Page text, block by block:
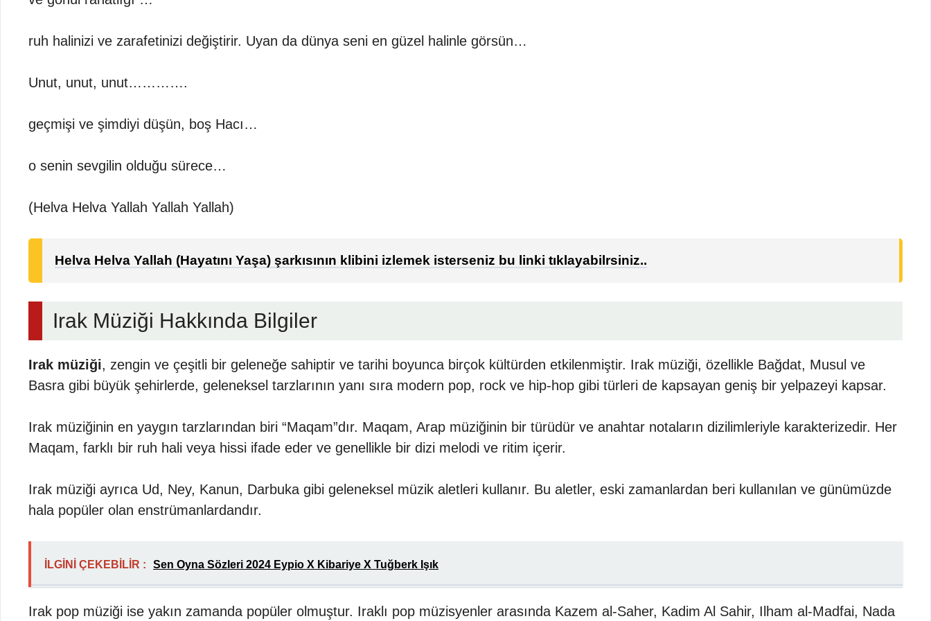
ruh halinizi ve zarafetinizi değiştirir. Uyan da dünya seni en güzel halinle görsün…
Unut, unut, unut………….
geçmişi ve şimdiyi düşün, boş Hacı…
o senin sevgilin olduğu sürece…
(Helva Helva Yallah Yallah Yallah)
Helva Helva Yallah (Hayatını Yaşa) şarkısının klibini izlemek isterseniz bu linki tıklayabilrsiniz..
Irak Müziği Hakkında Bilgiler
Irak müziği, zengin ve çeşitli bir geleneğe sahiptir ve tarihi boyunca birçok kültürden etkilenmiştir. Irak müziği, özellikle Bağdat, Musul ve
Basra gibi büyük şehirlerde, geleneksel tarzlarının yanı sıra modern pop, rock ve hip-hop gibi türleri de kapsayan geniş bir yelpazeyi kapsar.
Irak müziğinin en yaygın tarzlarından biri “Maqam”dır. Maqam, Arap müziğinin bir türüdür ve anahtar notaların dizilimleriyle karakterizedir. Her
Maqam, farklı bir ruh hali veya hissi ifade eder ve genellikle bir dizi melodi ve ritim içerir.
Irak müziği ayrıca Ud, Ney, Kanun, Darbuka gibi geleneksel müzik aletleri kullanır. Bu aletler, eski zamanlardan beri kullanılan ve günümüzde
hala popüler olan enstrümanlardandır.
İLGİNİ ÇEKEBİLİR : Sen Oyna Sözleri 2024 Eypio X Kibariye X Tuğberk Işık
Irak pop müziği ise yakın zamanda popüler olmuştur. Iraklı pop müzisyenler arasında Kazem al-Saher, Kadim Al Sahir, Ilham al-Madfai, Nada